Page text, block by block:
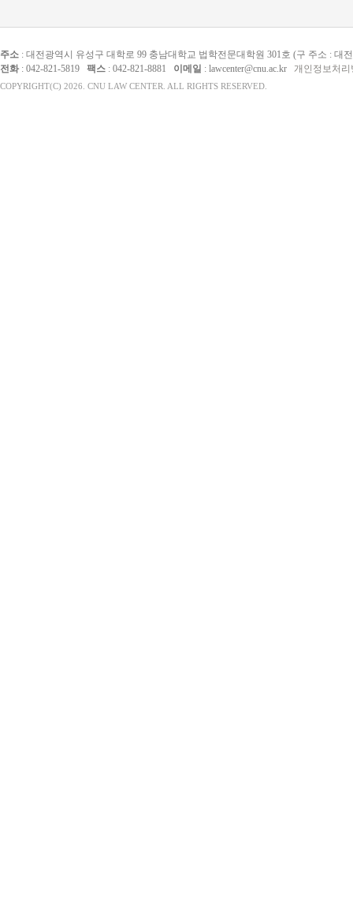
주소 : 대전광역시 유성구 대학로 99 충남대학교 법학전문대학원 301호 (구 주소 : 대
전화 : 042-821-5819 팩스 : 042-821-8881 이메일 : lawcenter@cnu.ac.kr 개인정보처리
COPYRIGHT(C) 2026. CNU LAW CENTER. ALL RIGHTS RESERVED.